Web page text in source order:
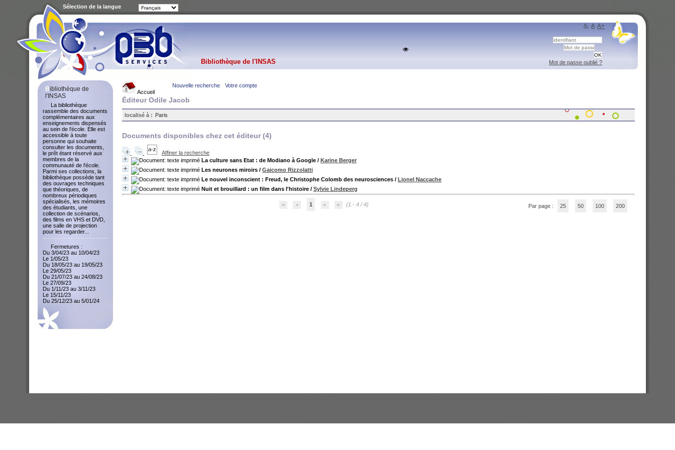
Accueil
Bibliothèque de l'INSAS
Nouvelle recherche Votre compte
Éditeur Odile Jacob
localisé à : Paris
Documents disponibles chez cet éditeur (4)
Affiner la recherche
La culture sans Etat : de Modiano à Google / Karine Berger
Les neurones miroirs / Gaicomo Rizzolatti
Le nouvel inconscient : Freud, le Christophe Colomb des neurosciences / Lionel Naccache
Nuit et brouillard : un film dans l'histoire / Sylvie Lindeperg
1 (1 - 4 / 4) Par page : 25 50 100 200
Bibliothèque de
l'INSAS
La bibliothèque
rassemble des documents
complémentaires aux
enseignements dispensés
au sein de l'école. Elle est
accessible à toute
personne qui souhaite
consulter les documents,
le prêt étant réservé aux
membres de la
communauté de l'école.
Parmi ses collections, la
bibliothèque possède tant
des ouvrages techniques
que théoriques, de
nombreux périodiques
spécialisés, les mémoires
des étudiants, une
collection de scénarios,
des films en VHS et DVD,
une salle de projection
pour les regarder...
Fermetures :
Du 3/04/23 au 10/04/23
Le 1/05/23
Du 18/05/23 au 19/05/23
Le 29/05/23
Du 21/07/23 au 24/08/23
Le 27/09/23
Du 1/11/23 au 3/11/23
Le 15/11/23
Du 25/12/23 au 5/01/24
A- A A+
Sélection de la langue
Mot de passe oublié ?